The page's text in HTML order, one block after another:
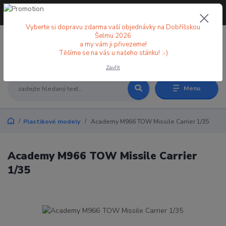
Menu
+420 773 998 582
Plastikové modely Academy M966 TOW Missile Carrier 1/35
Academy M966 TOW Missile Carrier
1/35
Vyberte si dopravu zdarma vaší objednávky na Dobříšskou
Šelmu 2026
a my vám ji přivezeme!
Těšíme se na vás u našeho stánku! :-)
Zavřít